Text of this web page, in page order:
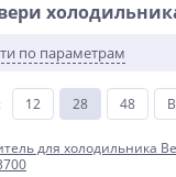
по параметрам
12 28 48
для холодильника